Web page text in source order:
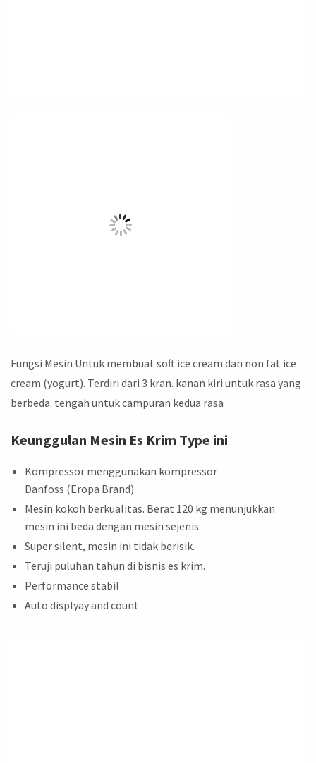
Fungsi Mesin Untuk membuat soft ice cream dan non fat ice
cream (yogurt). Terdiri dari 3 kran. kanan kiri untuk rasa yang
berbeda. tengah untuk campuran kedua rasa
Keunggulan Mesin Es Krim Type ini
Kompressor menggunakan kompressor
Danfoss (Eropa Brand)
Mesin kokoh berkualitas. Berat 120 kg menunjukkan
mesin ini beda dengan mesin sejenis
Super silent, mesin ini tidak berisik.
Teruji puluhan tahun di bisnis es krim.
Performance stabil
Auto displyay and count